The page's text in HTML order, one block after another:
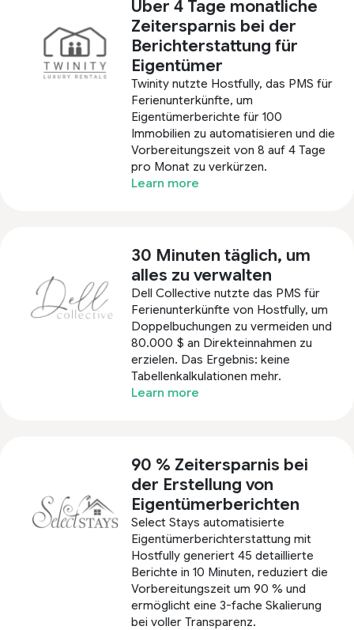
Über 4 Tage monatliche
Zeitersparnis bei der
Berichterstattung für
Eigentümer
Twinity nutzte Hostfully, das PMS für
Ferienunterkünfte, um
Eigentümerberichte für 100
Immobilien zu automatisieren und die
Vorbereitungszeit von 8 auf 4 Tage
pro Monat zu verkürzen.
Learn more
30 Minuten täglich, um
alles zu verwalten
Dell Collective nutzte das PMS für
Ferienunterkünfte von Hostfully, um
Doppelbuchungen zu vermeiden und
80.000 $ an Direkteinnahmen zu
erzielen. Das Ergebnis: keine
Tabellenkalkulationen mehr.
Learn more
90 % Zeitersparnis bei
der Erstellung von
Eigentümerberichten
Select Stays automatisierte
Eigentümerberichterstattung mit
Hostfully generiert 45 detaillierte
Berichte in 10 Minuten, reduziert die
Vorbereitungszeit um 90 % und
ermöglicht eine 3-fache Skalierung
bei voller Transparenz.